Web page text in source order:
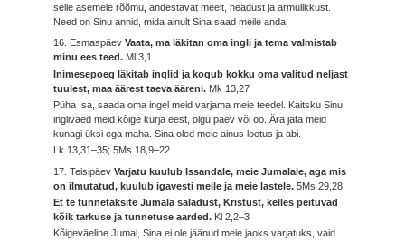
selle asemele rõõmu, andestavat meelt, headust ja armulikkust.
Need on Sinu annid, mida ainult Sina saad meile anda.
16. EsmaspäevVaata, ma läkitan oma ingli ja tema valmistab
minu ees teed. Ml 3,1
Inimesepoeg läkitab inglid ja kogub kokku oma valitud neljast
tuulest, maa äärest taeva ääreni. Mk 13,27
Püha Isa, saada oma ingel meid varjama meie teedel. Kaitsku Sinu
ingliväed meid kõige kurja eest, olgu päev või öö. Ära jäta meid
kunagi üksi ega maha. Sina oled meie ainus lootus ja abi.
Lk 13,31–35; 5Ms 18,9–22
17. TeisipäevVarjatu kuulub Issandale, meie Jumalale, aga mis
on ilmutatud, kuulub igavesti meile ja meie lastele.5Ms 29,28
Et te tunnetaksite Jumala saladust, Kristust, kelles peituvad
kõik tarkuse ja tunnetuse aarded. Kl 2,2–3
Kõigeväeline Jumal, Sina ei ole jäänud meie jaoks varjatuks, vaid